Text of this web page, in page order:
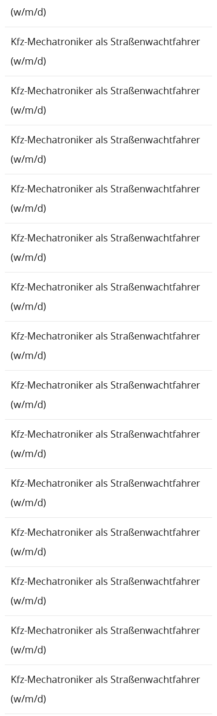
(w/m/d)
Kfz-Mechatroniker als Straßenwachtfahrer
(w/m/d)
Kfz-Mechatroniker als Straßenwachtfahrer
(w/m/d)
Kfz-Mechatroniker als Straßenwachtfahrer
(w/m/d)
Kfz-Mechatroniker als Straßenwachtfahrer
(w/m/d)
Kfz-Mechatroniker als Straßenwachtfahrer
(w/m/d)
Kfz-Mechatroniker als Straßenwachtfahrer
(w/m/d)
Kfz-Mechatroniker als Straßenwachtfahrer
(w/m/d)
Kfz-Mechatroniker als Straßenwachtfahrer
(w/m/d)
Kfz-Mechatroniker als Straßenwachtfahrer
(w/m/d)
Kfz-Mechatroniker als Straßenwachtfahrer
(w/m/d)
Kfz-Mechatroniker als Straßenwachtfahrer
(w/m/d)
Kfz-Mechatroniker als Straßenwachtfahrer
(w/m/d)
Kfz-Mechatroniker als Straßenwachtfahrer
(w/m/d)
Kfz-Mechatroniker als Straßenwachtfahrer
(w/m/d)